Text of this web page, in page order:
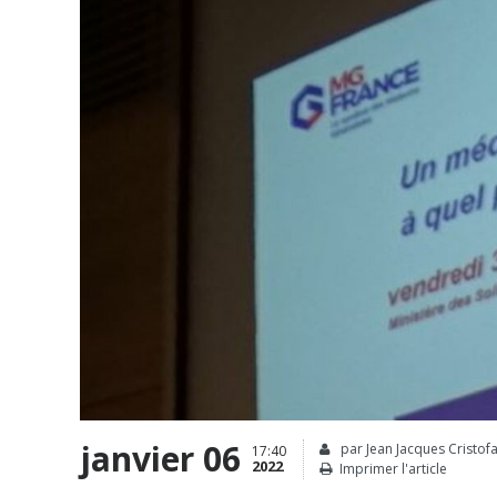
janvier 06 17:40
2022
par Jean Jacques
Imprimer l'article